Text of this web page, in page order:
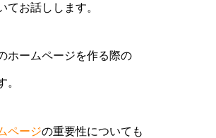
てお話しします。
ホームページを作る際の
。
ページの重要性についても